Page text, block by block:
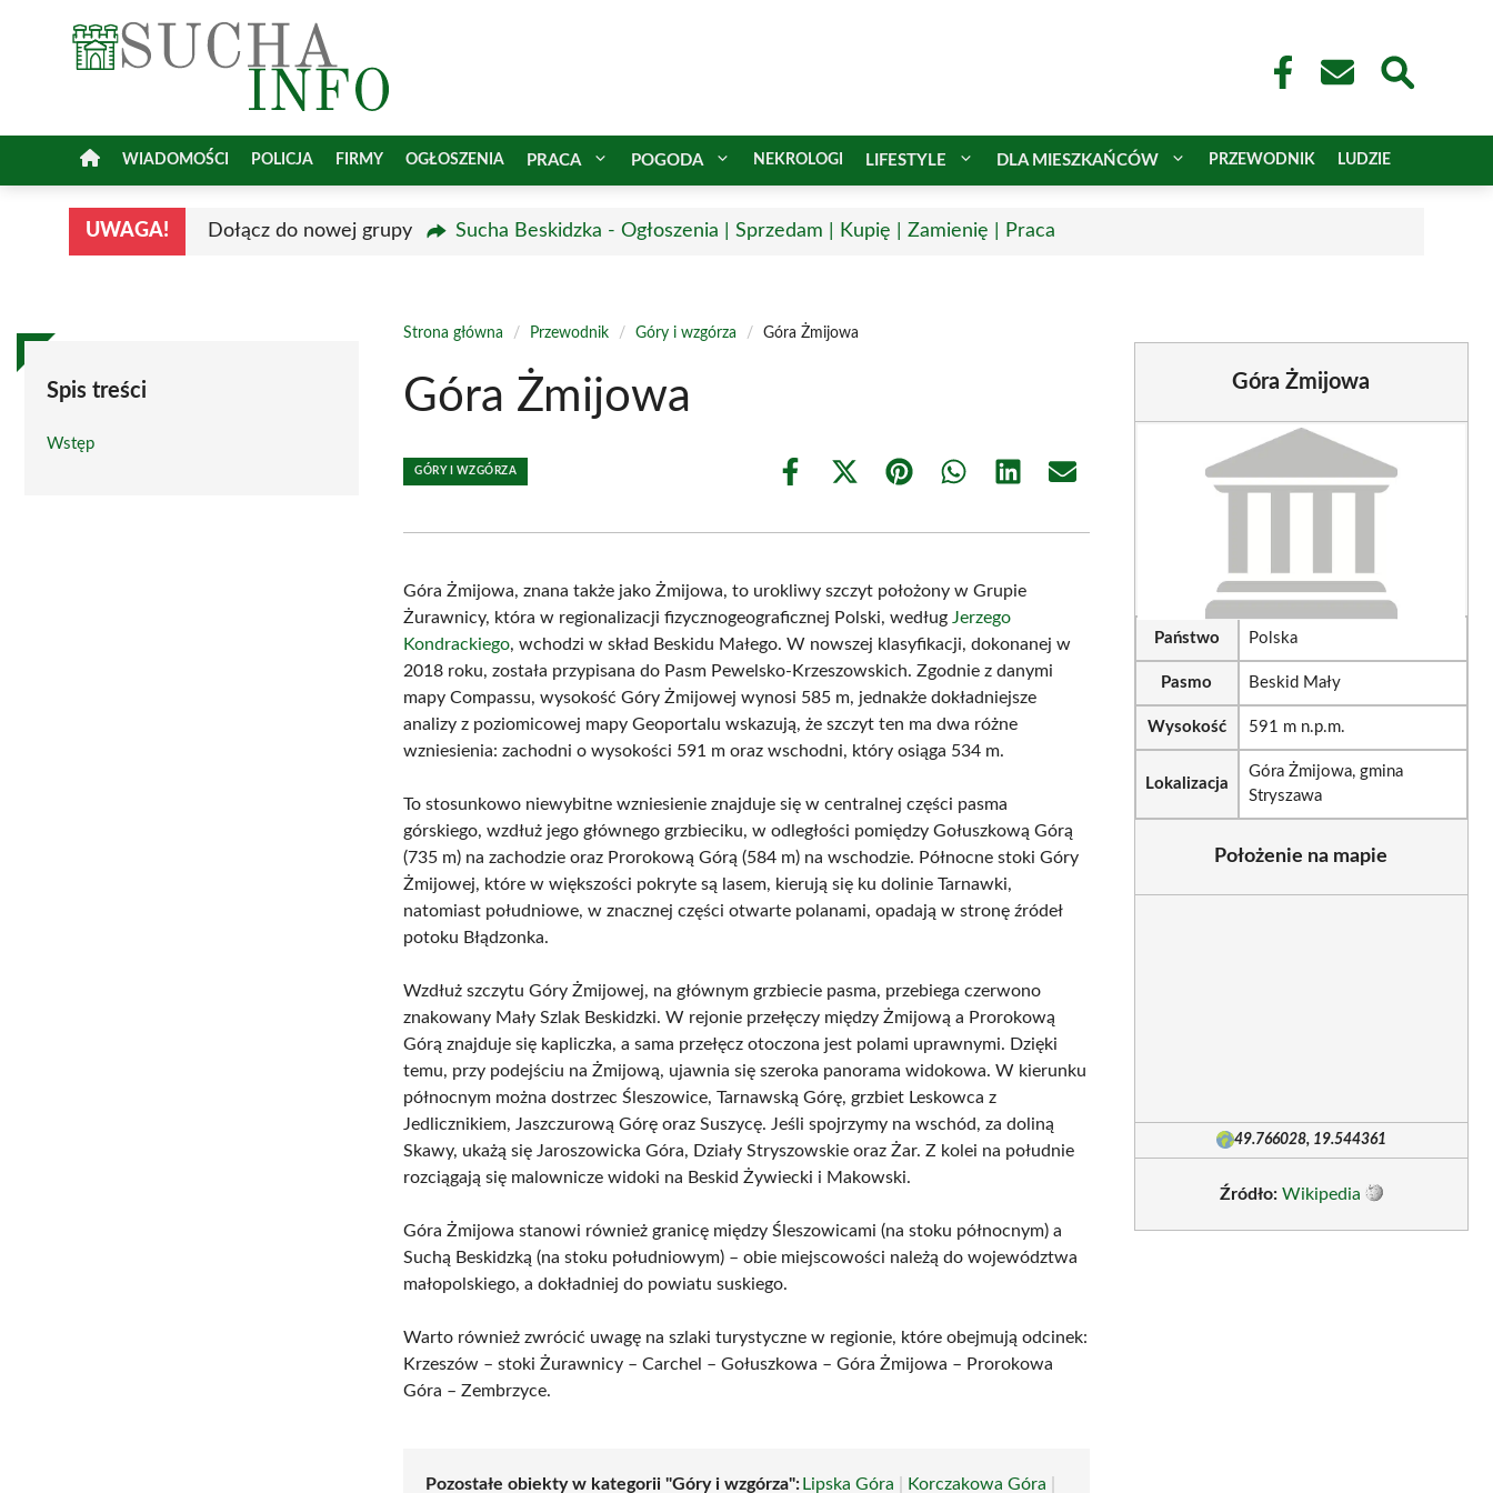
WIADOMOŚCI POLICJA FIRMY OGŁOSZENIA PRACA POGODA NEKROLOGI LIFESTYLE DLA MIESZKAŃCÓW PRZEWODNIK LUDZIE
UWAGA! Dołącz do nowej grupy Sucha Beskidzka - Ogłoszenia | Sprzedam | Kupię | Zamienię | Praca
Spis treści
Wstęp
Strona główna / Przewodnik / Góry i wzgórza / Góra Żmijowa
Góra Żmijowa
GÓRY I WZGÓRZA
Share
Share
(Twitter)
Share Share Share Share
Góra Żmijowa, znana także jako Żmijowa, to urokliwy szczyt położony w Grupie
Żurawnicy, która w regionalizacji fizycznogeograficznej Polski, według Jerzego
Kondrackiego, wchodzi w skład Beskidu Małego. W nowszej klasyfikacji, dokonanej w
2018 roku, została przypisana do Pasm Pewelsko-Krzeszowskich. Zgodnie z danymi
mapy Compassu, wysokość Góry Żmijowej wynosi 585 m, jednakże dokładniejsze
analizy z poziomicowej mapy Geoportalu wskazują, że szczyt ten ma dwa różne
wzniesienia: zachodni o wysokości 591 m oraz wschodni, który osiąga 534 m.
To stosunkowo niewybitne wzniesienie znajduje się w centralnej części pasma
górskiego, wzdłuż jego głównego grzbieciku, w odległości pomiędzy Gołuszkową Górą
(735 m) na zachodzie oraz Prorokową Górą (584 m) na wschodzie. Północne stoki Góry
Żmijowej, które w większości pokryte są lasem, kierują się ku dolinie Tarnawki,
natomiast południowe, w znacznej części otwarte polanami, opadają w stronę źródeł
potoku Błądzonka.
Wzdłuż szczytu Góry Żmijowej, na głównym grzbiecie pasma, przebiega czerwono
znakowany Mały Szlak Beskidzki. W rejonie przełęczy między Żmijową a Prorokową
Górą znajduje się kapliczka, a sama przełęcz otoczona jest polami uprawnymi. Dzięki
temu, przy podejściu na Żmijową, ujawnia się szeroka panorama widokowa. W kierunku
północnym można dostrzec Śleszowice, Tarnawską Górę, grzbiet Leskowca z
Jedlicznikiem, Jaszczurową Górę oraz Suszycę. Jeśli spojrzymy na wschód, za doliną
Skawy, ukażą się Jaroszowicka Góra, Działy Stryszowskie oraz Żar. Z kolei na południe
rozciągają się malownicze widoki na Beskid Żywiecki i Makowski.
Góra Żmijowa stanowi również granicę między Śleszowicami (na stoku północnym) a
Suchą Beskidzką (na stoku południowym) – obie miejscowości należą do województwa
małopolskiego, a dokładniej do powiatu suskiego.
Warto również zwrócić uwagę na szlaki turystyczne w regionie, które obejmują odcinek:
Krzeszów – stoki Żurawnicy – Carchel – Gołuszkowa – Góra Żmijowa – Prorokowa
Góra – Zembrzyce.
Pozostałe obiekty w kategorii "Góry i wzgórza":Lipska Góra Korczakowa Góra
Góra Żmijowa
Państwo Polska
Pasmo Beskid Mały
Wysokość 591 m n.p.m.
Lokalizacja
Góra Żmijowa, gmina
Stryszawa
Położenie na mapie
49.766028, 19.544361
Źródło: Wikipedia